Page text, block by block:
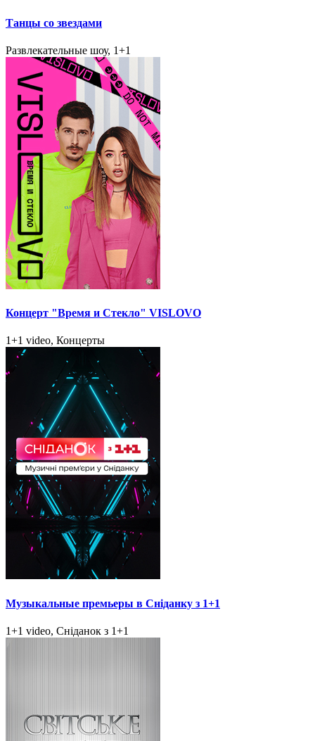
Танцы со звездами
Развлекательные шоу, 1+1
Концерт "Время и Стекло" VISLOVO
1+1 video, Концерты
Музыкальные премьеры в Сніданку з 1+1
1+1 video, Сніданок з 1+1